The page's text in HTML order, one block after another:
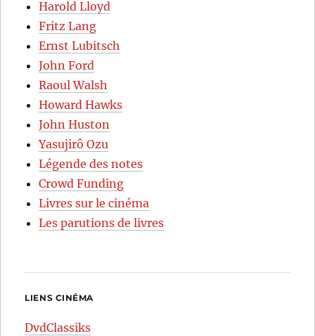
Harold Lloyd
Fritz Lang
Ernst Lubitsch
John Ford
Raoul Walsh
Howard Hawks
John Huston
Yasujirô Ozu
Légende des notes
Crowd Funding
Livres sur le cinéma
Les parutions de livres
LIENS CINÉMA
DvdClassiks